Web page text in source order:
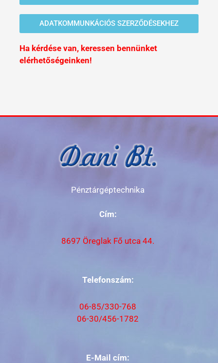
ADATKOMMUNKÁCIÓS SZERZŐDÉSEKHEZ
Ha kérdése van, keressen bennünket
elérhetőségeinken!
Pénztárgéptechnika
Cím:
8697 Öreglak Fő utca 44.
Telefonszám:
06-85/330-768
06-30/456-1782
E-Mail cím: